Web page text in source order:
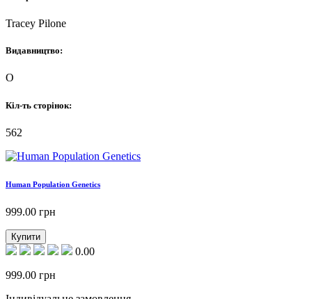
Tracey Pilone
Видавництво:
O
Кіл-ть сторінок:
562
Human Population Genetics
999.00 грн
Купити
0.00
999.00 грн